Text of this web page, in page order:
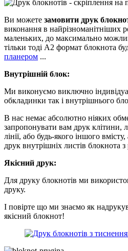
Ви можете замовити друк
виконання в найрізноманітніших
маленьких, до максимально
тільки тоді А2 формат блокнота
планером ...
Внутрішній блок:
Ми виконуємо виключно
обкладинки так і внутрішнього
В нас немає абсолютно ніяких
запропонувати вам друк клітини,
лінії, або будь-якого іншого
друк внутрішніх листів блокнота
Якісний друк:
Для друку блокнотів ми
друку.
І повірте що ми знаємо як
якісний блокнот!